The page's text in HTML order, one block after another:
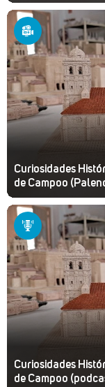
Curiosidades
de Campoo
Curiosidades
de Campoo